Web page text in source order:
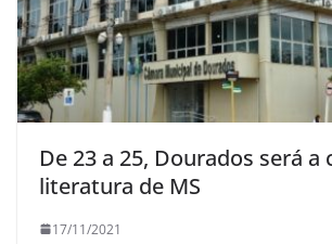
De 23 a 25, Dourados será a
literatura de MS
17/11/2021